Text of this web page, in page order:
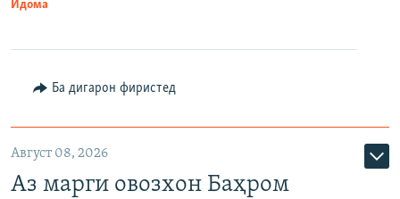
Идома
Ба дигарон фиристед
Август 08, 2026
Аз марги овозхон Баҳром